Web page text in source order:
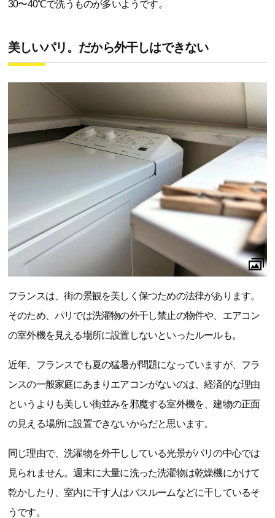
30〜40℃で洗うものが多いようです。
美しいパリ。だから外干しはできない
フランスは、街の景観を美しく保つための法律があります。
そのため、パリでは洗濯物の外干し禁止の物件や、エアコン
の室外機を見える場所に設置しないといったルールも。
近年、フランスでも夏の猛暑が問題になっていますが、フラ
ンスの一般家庭にあまりエアコンがないのは、経済的な理由
というよりも美しい街並みを邪魔する室外機を、建物の正面
の見える場所に設置できないからだと思います。
同じ理由で、洗濯物を外干ししている光景がパリの中心では
見られません。週末に大量に洗った洗濯物は乾燥機にかけて
乾かしたり、室内に干す人はバスルームなどに干しているそ
うです。